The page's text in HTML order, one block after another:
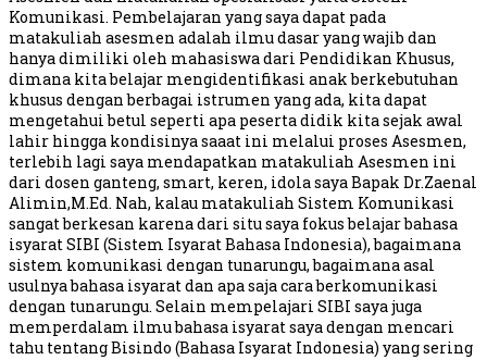
Komunikasi. Pembelajaran yang saya dapat pada
matakuliah asesmen adalah ilmu dasar yang wajib dan
hanya dimiliki oleh mahasiswa dari Pendidikan Khusus,
dimana kita belajar mengidentifikasi anak berkebutuhan
khusus dengan berbagai istrumen yang ada, kita dapat
mengetahui betul seperti apa peserta didik kita sejak awal
lahir hingga kondisinya saaat ini melalui proses Asesmen,
terlebih lagi saya mendapatkan matakuliah Asesmen ini
dari dosen ganteng, smart, keren, idola saya Bapak Dr.Zaenal
Alimin,M.Ed. Nah, kalau matakuliah Sistem Komunikasi
sangat berkesan karena dari situ saya fokus belajar bahasa
isyarat SIBI (Sistem Isyarat Bahasa Indonesia), bagaimana
sistem komunikasi dengan tunarungu, bagaimana asal
usulnya bahasa isyarat dan apa saja cara berkomunikasi
dengan tunarungu. Selain mempelajari SIBI saya juga
memperdalam ilmu bahasa isyarat saya dengan mencari
tahu tentang Bisindo (Bahasa Isyarat Indonesia) yang sering